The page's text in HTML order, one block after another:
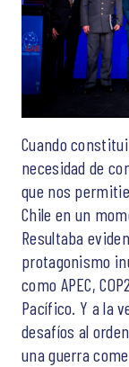
Cuando
necesidad de
que nos
Chile en un
Resultaba
protagonismo
como APEC,
Pacífico. Y a la
desafíos al
una guerra